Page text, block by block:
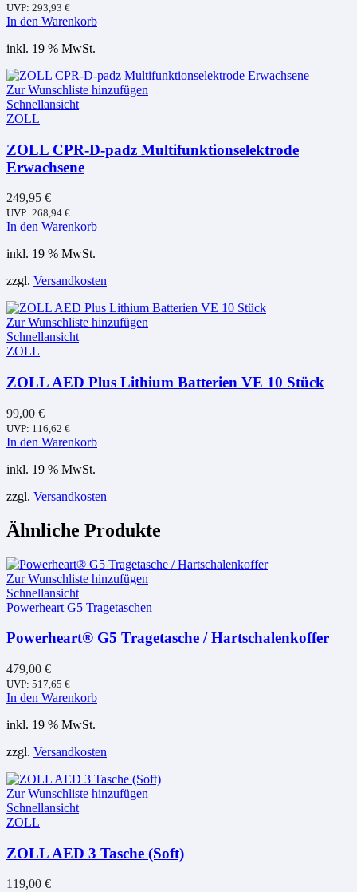
UVP: 293,93 €
In den Warenkorb
inkl. 19 % MwSt.
Zur Wunschliste hinzufügen
Schnellansicht
ZOLL
ZOLL CPR-D-padz Multifunktionselektrode
Erwachsene
249,95 €
UVP: 268,94 €
In den Warenkorb
inkl. 19 % MwSt.
zzgl. Versandkosten
Zur Wunschliste hinzufügen
Schnellansicht
ZOLL
ZOLL AED Plus Lithium Batterien VE 10 Stück
99,00 €
UVP: 116,62 €
In den Warenkorb
inkl. 19 % MwSt.
zzgl. Versandkosten
Ähnliche Produkte
Zur Wunschliste hinzufügen
Schnellansicht
Powerheart G5 Tragetaschen
Powerheart® G5 Tragetasche / Hartschalenkoffer
479,00 €
UVP: 517,65 €
In den Warenkorb
inkl. 19 % MwSt.
zzgl. Versandkosten
Zur Wunschliste hinzufügen
Schnellansicht
ZOLL
ZOLL AED 3 Tasche (Soft)
119,00 €